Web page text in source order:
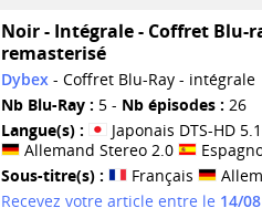
Noir - Intégrale - Coffret Blu-
remasterisé
Dybex- Coffret Blu-Ray - intégrale
Nb Blu-Ray : 5 - Nb épisodes : 26
Langue(s) :
Japonais DTS-HD 5.1
Allemand Stereo 2.0
Sous-titre(s) :
Français
Recevez votre article entre le 14/08